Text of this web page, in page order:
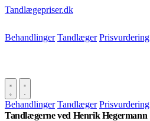
Tandlægepriser.dk
Behandlinger Tandlæger Prisvurdering
Behandlinger Tandlæger Prisvurdering
Tandlægerne ved Henrik Hegermann